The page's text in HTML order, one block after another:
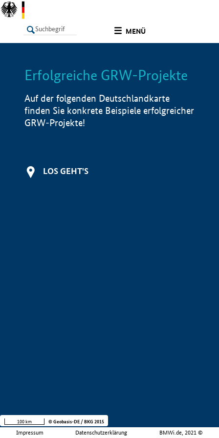
MENÜ
LISTE Info
Erfolgreiche GRW-Projekte
Auf der folgenden Deutschlandkarte
finden Sie konkrete Beispiele erfolgreicher
GRW-Projekte!
LOS GEHT'S
Impressum Datenschutzerklärung BMWi.de, 2021 ©
100 km © Geobasis-DE / BKG 2015